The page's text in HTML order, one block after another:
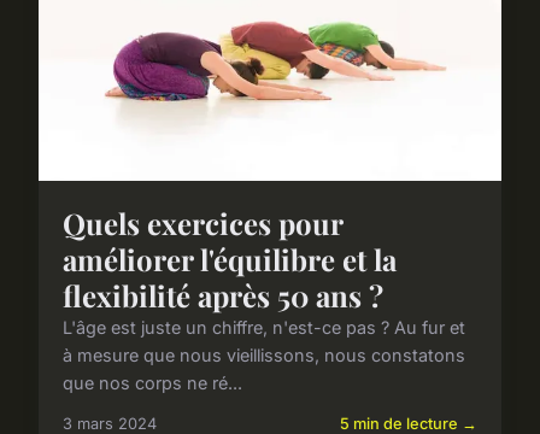
Quels exercices pour
améliorer l'équilibre et la
flexibilité après 50 ans ?
L'âge est juste un chiffre, n'est-ce pas ? Au fur et
à mesure que nous vieillissons, nous constatons
que nos corps ne ré...
3 mars 2024 5 min de lecture →